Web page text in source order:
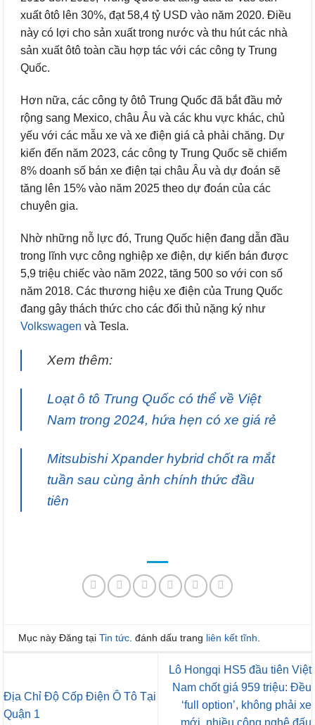
xuất ôtô lên 30%, đạt 58,4 tỷ USD vào năm 2020. Điều
này có lợi cho sản xuất trong nước và thu hút các nhà
sản xuất ôtô toàn cầu hợp tác với các công ty Trung
Quốc.
Hơn nữa, các công ty ôtô Trung Quốc đã bắt đầu mở
rộng sang Mexico, châu Âu và các khu vực khác, chủ
yếu với các mẫu xe và xe điện giá cả phải chăng. Dự
kiến đến năm 2023, các công ty Trung Quốc sẽ chiếm
8% doanh số bán xe điện tại châu Âu và dự đoán sẽ
tăng lên 15% vào năm 2025 theo dự đoán của các
chuyên gia.
Nhờ những nỗ lực đó, Trung Quốc hiện đang dẫn đầu
trong lĩnh vực công nghiệp xe điện, dự kiến bán được
5,9 triệu chiếc vào năm 2022, tăng 500 so với con số
năm 2018. Các thương hiệu xe điện của Trung Quốc
đang gây thách thức cho các đối thủ nặng ký như
Volkswagen và Tesla.
Xem thêm:
Loạt ô tô Trung Quốc có thể về Việt
Nam trong 2024, hứa hẹn có xe giá rẻ
Mitsubishi Xpander hybrid chốt ra mắt
tuần sau cùng ảnh chính thức đầu
tiên
Mục này Đăng tại Tin tức . đánh dấu trang liên kết tĩnh
Địa Chỉ Độ Cốp Điện Ô Tô Tại
Quận 1
Lô Hongqi HS5 đầu tiên Việt
Nam chốt giá 959 triệu: Đều
‘full option’, không phải xe